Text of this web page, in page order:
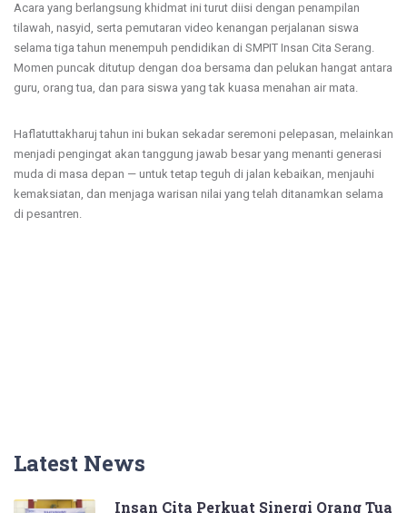
Acara yang berlangsung khidmat ini turut diisi dengan penampilan
tilawah, nasyid, serta pemutaran video kenangan perjalanan siswa
selama tiga tahun menempuh pendidikan di SMPIT Insan Cita Serang.
Momen puncak ditutup dengan doa bersama dan pelukan hangat antara
guru, orang tua, dan para siswa yang tak kuasa menahan air mata.
Haflatuttakharuj tahun ini bukan sekadar seremoni pelepasan, melainkan
menjadi pengingat akan tanggung jawab besar yang menanti generasi
muda di masa depan — untuk tetap teguh di jalan kebaikan, menjauhi
kemaksiatan, dan menjaga warisan nilai yang telah ditanamkan selama
di pesantren.
Latest News
Insan Cita Perkuat Sinergi Orang Tua